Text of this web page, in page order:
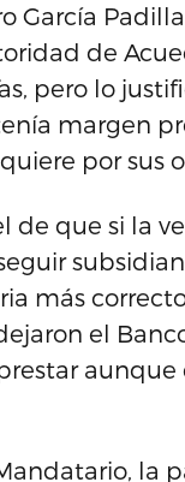
García
de
pero lo
margen
por sus
de que si la
más
el
aunque
la